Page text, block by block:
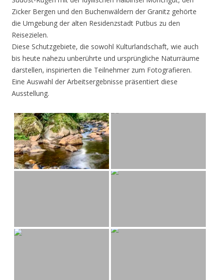
Zicker Bergen und den Buchenwäldern der Granitz gehörte
die Umgebung der alten Residenzstadt Putbus zu den
Reisezielen.
Diese Schutzgebiete, die sowohl Kulturlandschaft, wie auch
bis heute nahezu unberührte und ursprüngliche Naturräume
darstellen, inspirierten die Teilnehmer zum Fotografieren.
Eine Auswahl der Arbeitsergebnisse präsentiert diese
Ausstellung.